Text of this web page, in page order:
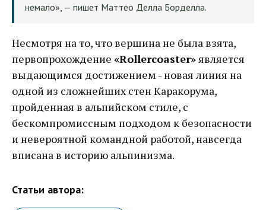
немало», — пишет Маттео Делла Борделла.
Несмотря на то, что вершина не была взята,
первопрохождение «Rollercoaster» является
выдающимся достижением - новая линия на
одной из сложнейших стен Каракорума,
пройденная в альпийском стиле, с
бескомпромиссным подходом к безопасности
и невероятной командной работой, навсегда
вписана в историю альпинизма.
Статьи автора: